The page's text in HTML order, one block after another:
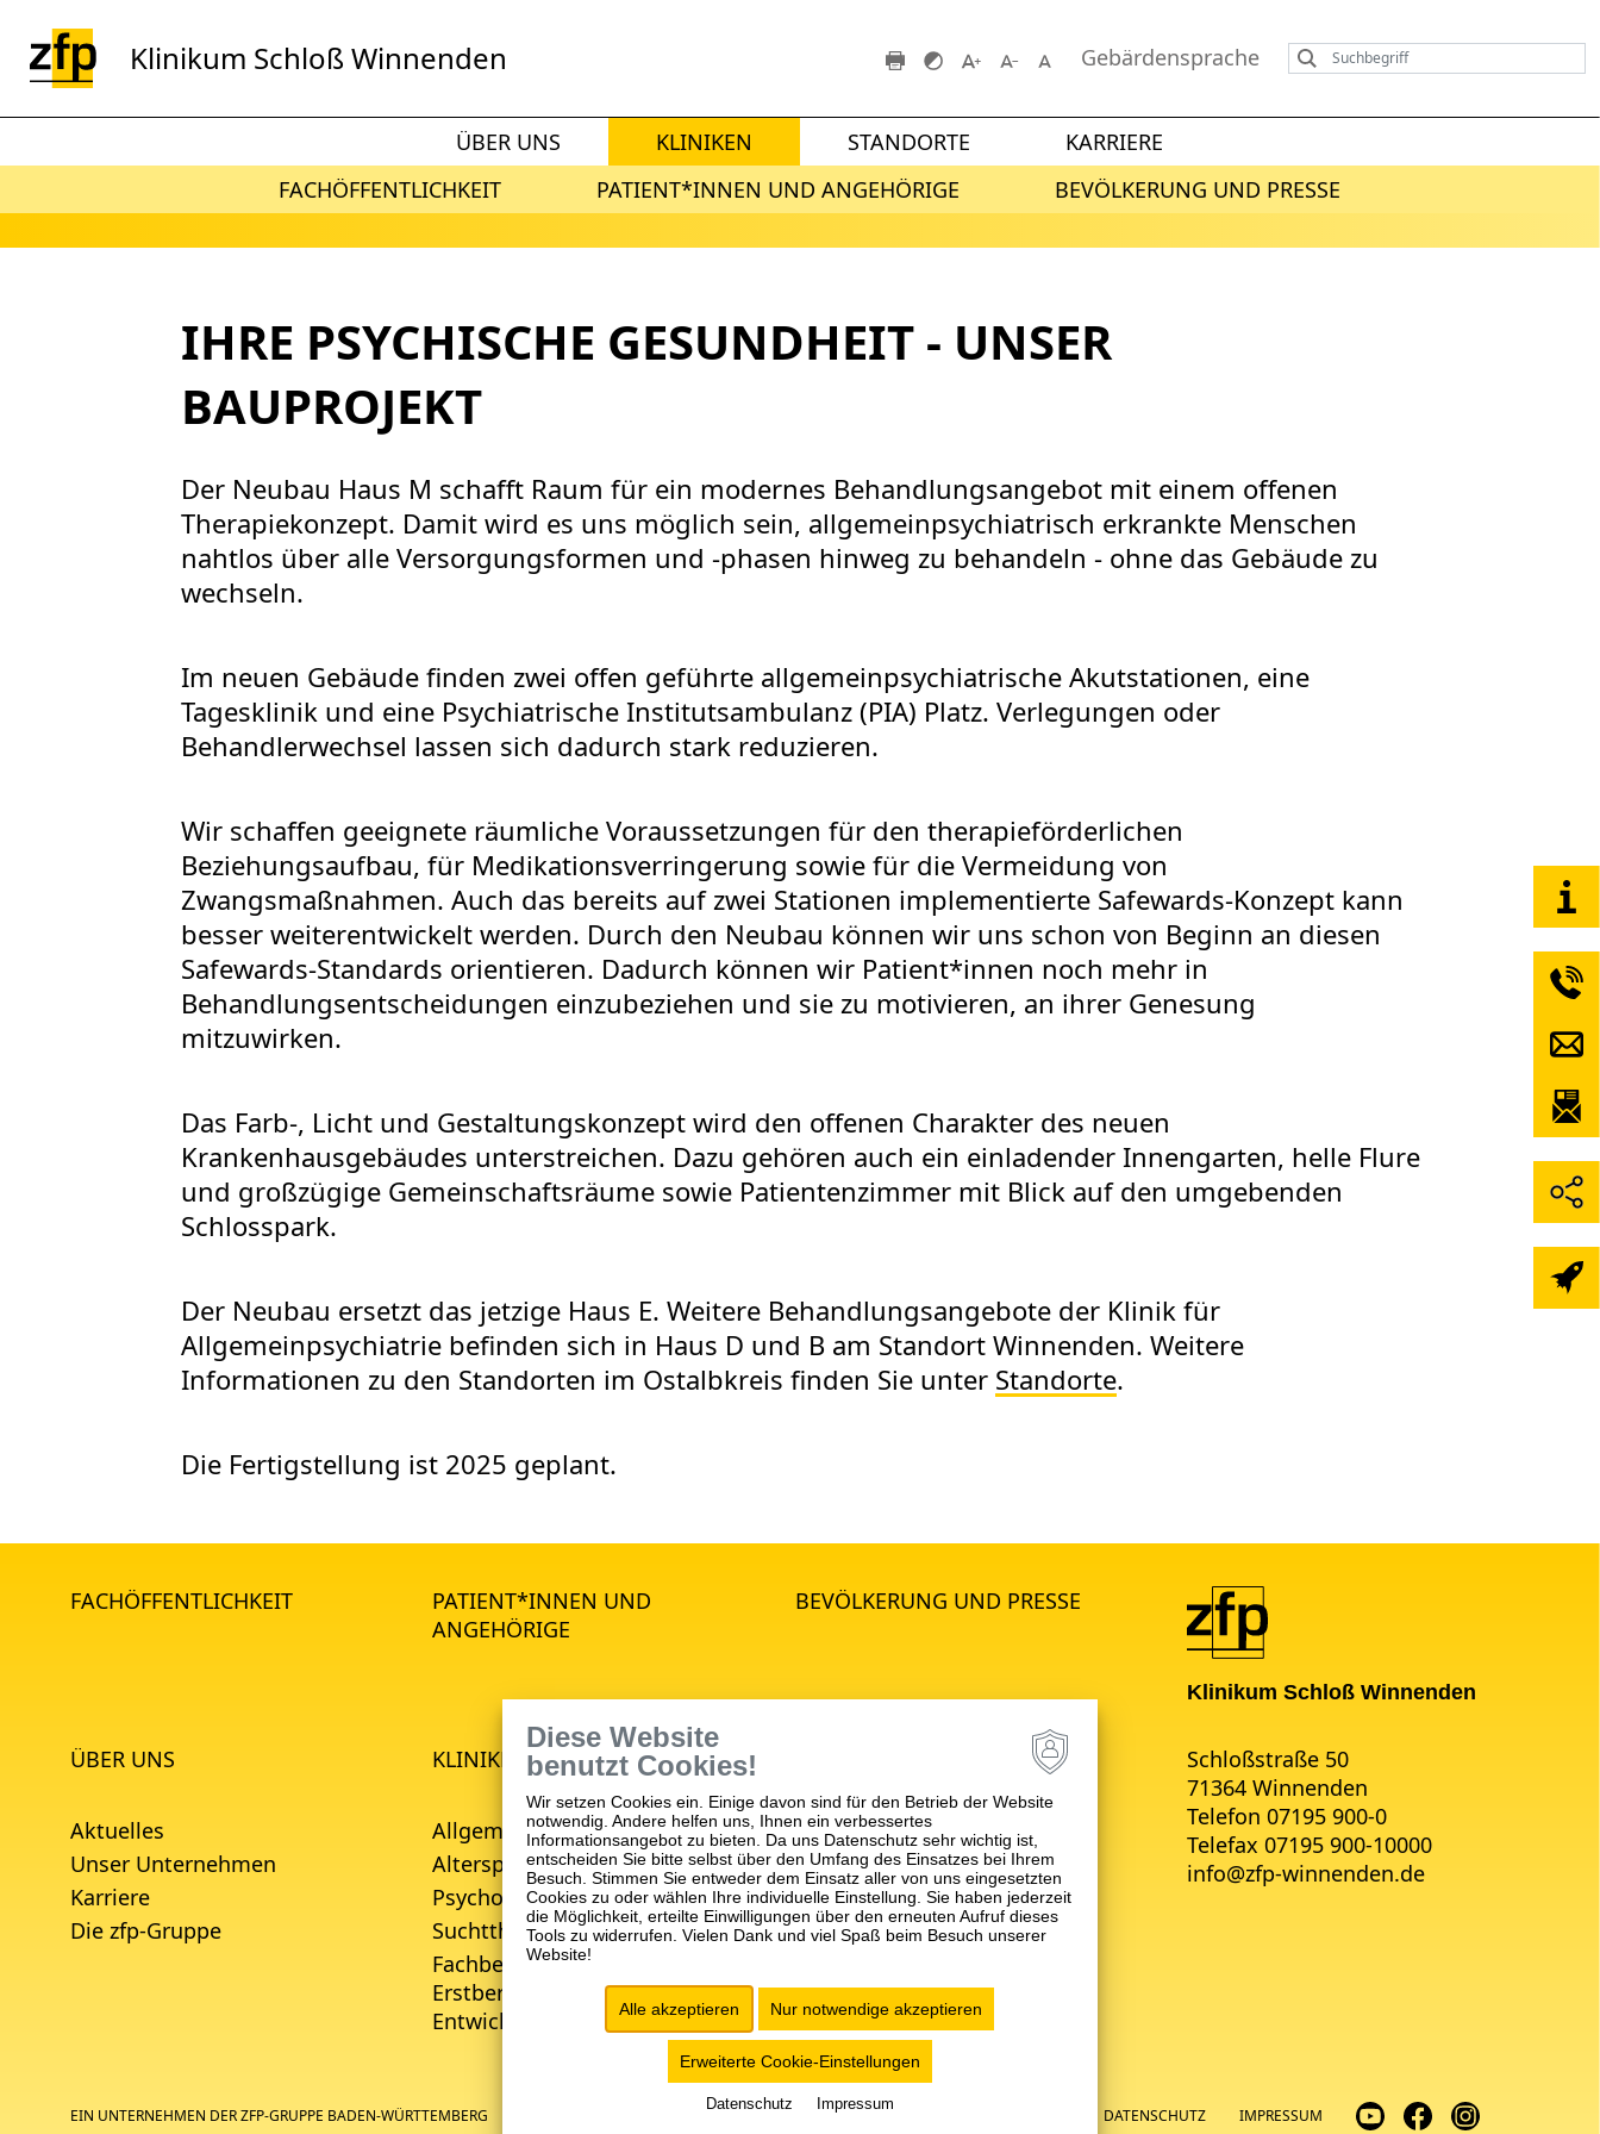
Klinikum Schloß Winnenden Gebärdensprache
ÜBER UNS KLINIKEN STANDORTE
KARRIERE
FACHÖFFENTLICHKEIT
PATIENT*INNEN UND ANGEHÖRIGE BEVÖLKERUNG UND PRESSE
IHRE PSYCHISCHE GESUNDHEIT - UNSER
BAUPROJEKT
Der Neubau Haus M schafft Raum für ein modernes Behandlungsangebot mit einem offenen
Therapiekonzept. Damit wird es uns möglich sein, allgemeinpsychiatrisch erkrankte Menschen
nahtlos über alle Versorgungsformen und -phasen hinweg zu behandeln - ohne das Gebäude zu
wechseln.
Im neuen Gebäude finden zwei offen geführte allgemeinpsychiatrische Akutstationen, eine
Tagesklinik und eine Psychiatrische Institutsambulanz (PIA) Platz. Verlegungen oder
Behandlerwechsel lassen sich dadurch stark reduzieren.
Wir schaffen geeignete räumliche Voraussetzungen für den therapieförderlichen
Beziehungsaufbau, für Medikationsverringerung sowie für die Vermeidung von
Zwangsmaßnahmen. Auch das bereits auf zwei Stationen implementierte Safewards-Konzept kann
besser weiterentwickelt werden. Durch den Neubau können wir uns schon von Beginn an diesen
Safewards-Standards orientieren. Dadurch können wir Patient*innen noch mehr in
Behandlungsentscheidungen einzubeziehen und sie zu motivieren, an ihrer Genesung
mitzuwirken.
Das Farb-, Licht und Gestaltungskonzept wird den offenen Charakter des neuen
Krankenhausgebäudes unterstreichen. Dazu gehören auch ein einladender Innengarten, helle Flure
und großzügige Gemeinschaftsräume sowie Patientenzimmer mit Blick auf den umgebenden
Schlosspark.
Der Neubau ersetzt das jetzige Haus E. Weitere Behandlungsangebote der Klinik für
Allgemeinpsychiatrie befinden sich in Haus D und B am Standort Winnenden. Weitere
Informationen zu den Standorten im Ostalbkreis finden Sie unter Standorte.
Die Fertigstellung ist 2025 geplant.
FACHÖFFENTLICHKEIT
PATIENT*INNEN UND
ANGEHÖRIGE
BEVÖLKERUNG UND PRESSE
Klinikum Schloß Winnenden
ÜBER UNS
Aktuelles
Unser Unternehmen
Karriere
Die zfp-Gruppe
KLINIKEN
Allgemeinpsychiatrie
Alterspsychiatrie
Psychosomatik
Suchttherapie
Fachbereich für Empfang,
Erstberatung, Aufnahme und
Entwicklungsverzögerung (FBE)
Winnenden
Schwäbisch Gmünd
Ellwangen
Schloßstraße 50
71364 Winnenden
Telefon 07195 900-0
Telefax 07195 900-10000
info@zfp-winnenden.de
EIN UNTERNEHMEN DER ZFP-GRUPPE BADEN-WÜRTTEMBERG BARRIEREFREIHEIT DATENSCHUTZ IMPRESSUM
Diese Website
benutzt Cookies!
Wir setzen Cookies ein. Einige davon sind für den Betrieb der Website
notwendig. Andere helfen uns, Ihnen ein verbessertes
Informationsangebot zu bieten. Da uns Datenschutz sehr wichtig ist,
entscheiden Sie bitte selbst über den Umfang des Einsatzes bei Ihrem
Besuch. Stimmen Sie entweder dem Einsatz aller von uns eingesetzten
Cookies zu oder wählen Ihre individuelle Einstellung. Sie haben jederzeit
die Möglichkeit, erteilte Einwilligungen über den erneuten Aufruf dieses
Tools zu widerrufen. Vielen Dank und viel Spaß beim Besuch unserer
Website!
Alle akzeptieren Nur notwendige akzeptieren
Erweiterte Cookie-Einstellungen
Datenschutz Impressum